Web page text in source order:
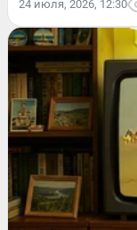
24 июля, 2026, 12:30